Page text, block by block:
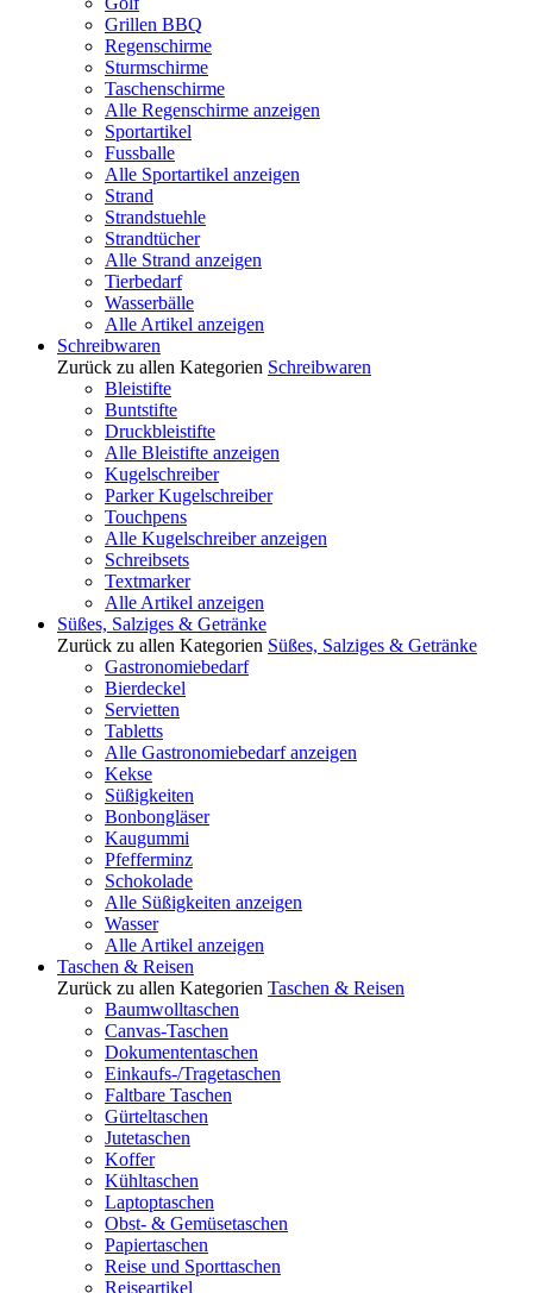
Grillen BBQ
Regenschirme
Sturmschirme
Taschenschirme
Alle Regenschirme anzeigen
Sportartikel
Fussballe
Alle Sportartikel anzeigen
Strand
Strandstuehle
Strandtücher
Alle Strand anzeigen
Tierbedarf
Wasserbälle
Alle Artikel anzeigen
Schreibwaren
Zurück zu allen Kategorien Schreibwaren
Bleistifte
Buntstifte
Druckbleistifte
Alle Bleistifte anzeigen
Kugelschreiber
Parker Kugelschreiber
Touchpens
Alle Kugelschreiber anzeigen
Schreibsets
Textmarker
Alle Artikel anzeigen
Süßes, Salziges & Getränke
Zurück zu allen Kategorien Süßes, Salziges & Getränke
Gastronomiebedarf
Bierdeckel
Servietten
Tabletts
Alle Gastronomiebedarf anzeigen
Kekse
Süßigkeiten
Bonbongläser
Kaugummi
Pfefferminz
Schokolade
Alle Süßigkeiten anzeigen
Wasser
Alle Artikel anzeigen
Taschen & Reisen
Zurück zu allen Kategorien Taschen & Reisen
Baumwolltaschen
Canvas-Taschen
Dokumententaschen
Einkaufs-/Tragetaschen
Faltbare Taschen
Gürteltaschen
Jutetaschen
Koffer
Kühltaschen
Laptoptaschen
Obst- & Gemüsetaschen
Papiertaschen
Reise und Sporttaschen
Reiseartikel